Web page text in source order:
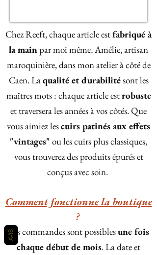
Chez Reeft, chaque article estfabriqué à
la mainpar moi même, Amélie, artisan
maroquinière, dans mon atelier à côté de
Caen. Laqualité et durabilitésont les
maîtres mots : chaque article estrobuste
et traversera les années à vos côtés. Que
vous aimiez lescuirs patinés aux effets
"vintages" ou les cuirs plus classiques,
vous trouverez des produits épurés et
conçus avec soin.
Comment fonctionne la boutique
?
Les commandes sont possiblesune fois
chaque début de mois. La date et
AVIS